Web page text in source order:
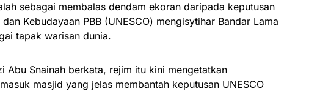
sebagai membalas dendam ekoran daripada keputusan
Kebudayaan PBB (UNESCO) mengisytihar Bandar Lama
tapak warisan dunia.
Abu Snainah berkata, rejim itu kini mengetatkan
masjid yang jelas membantah keputusan UNESCO